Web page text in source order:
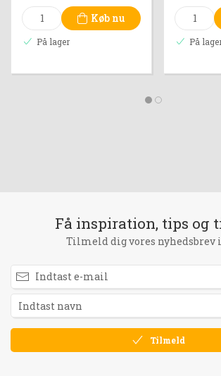
Køb nu
På lager På
Få inspiration, tips og
Tilmeld dig vores nyhedsbrev i
Tilmeld